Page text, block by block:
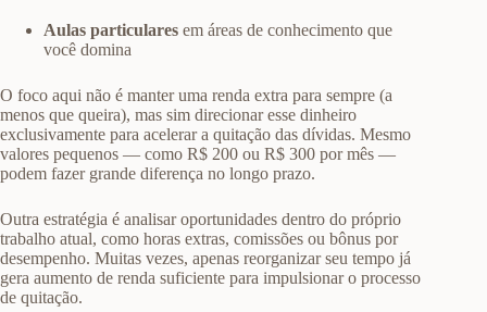
Aulas particulares em áreas de conhecimento que
você domina
O foco aqui não é manter uma renda extra para sempre (a
menos que queira), mas sim direcionar esse dinheiro
exclusivamente para acelerar a quitação das dívidas. Mesmo
valores pequenos — como R$ 200 ou R$ 300 por mês —
podem fazer grande diferença no longo prazo.
Outra estratégia é analisar oportunidades dentro do próprio
trabalho atual, como horas extras, comissões ou bônus por
desempenho. Muitas vezes, apenas reorganizar seu tempo já
gera aumento de renda suficiente para impulsionar o processo
de quitação.